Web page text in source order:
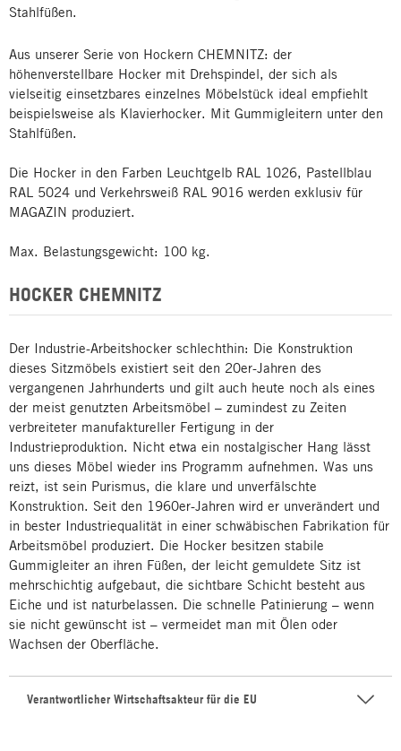
Stahlfüßen.
Aus unserer Serie von Hockern CHEMNITZ: der
höhenverstellbare Hocker mit Drehspindel, der sich als
vielseitig einsetzbares einzelnes Möbelstück ideal empfiehlt
beispielsweise als Klavierhocker. Mit Gummigleitern unter den
Stahlfüßen.
Die Hocker in den Farben Leuchtgelb RAL 1026, Pastellblau
RAL 5024 und Verkehrsweiß RAL 9016 werden exklusiv für
MAGAZIN produziert.
Max. Belastungsgewicht: 100 kg.
HOCKER CHEMNITZ
Der Industrie-Arbeitshocker schlechthin: Die Konstruktion
dieses Sitzmöbels existiert seit den 20er-Jahren des
vergangenen Jahrhunderts und gilt auch heute noch als eines
der meist genutzten Arbeitsmöbel – zumindest zu Zeiten
verbreiteter manufaktureller Fertigung in der
Industrieproduktion. Nicht etwa ein nostalgischer Hang lässt
uns dieses Möbel wieder ins Programm aufnehmen. Was uns
reizt, ist sein Purismus, die klare und unverfälschte
Konstruktion. Seit den 1960er-Jahren wird er unverändert und
in bester Industriequalität in einer schwäbischen Fabrikation für
Arbeitsmöbel produziert. Die Hocker besitzen stabile
Gummigleiter an ihren Füßen, der leicht gemuldete Sitz ist
mehrschichtig aufgebaut, die sichtbare Schicht besteht aus
Eiche und ist naturbelassen. Die schnelle Patinierung – wenn
sie nicht gewünscht ist – vermeidet man mit Ölen oder
Wachsen der Oberfläche.
Verantwortlicher Wirtschaftsakteur für die EU